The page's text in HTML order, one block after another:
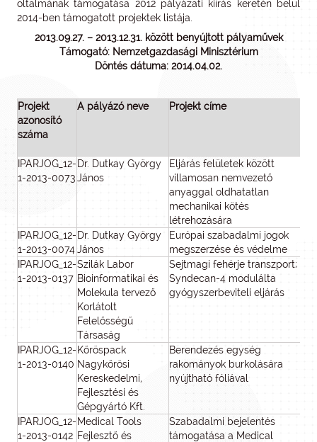
oltalmának támogatása 2012 pályázati kiírás keretén belül
2014-ben támogatott projektek listája.
2013.09.27. – 2013.12.31. között benyújtott pályaművek
Támogató: Nemzetgazdasági Minisztérium
Döntés dátuma: 2014.04.02.
Projekt
azonosító
száma
A pályázó neve Projekt címe
IPARJOG_12-
1-2013-0073
Dr. Dutkay György
János
Eljárás felületek között
villamosan nemvezető
anyaggal oldhatatlan
mechanikai kötés
létrehozására
IPARJOG_12-
1-2013-0074
Dr. Dutkay György
János
Európai szabadalmi jogok
megszerzése és védelme
IPARJOG_12-
1-2013-0137
Szilák Labor
Bioinformatikai és
Molekula tervező
Korlátolt
Felelősségű
Társaság
Sejtmagi fehérje transzport;
Syndecan-4 modulálta
gyógyszerbeviteli eljárás
IPARJOG_12-
1-2013-0140
Kőröspack
Nagykőrösi
Kereskedelmi,
Fejlesztési és
Gépgyártó Kft.
Berendezés egység
rakományok burkolására
nyújtható fóliával
IPARJOG_12-
1-2013-0142
Medical Tools
Fejlesztő és
Szabadalmi bejelentés
támogatása a Medical